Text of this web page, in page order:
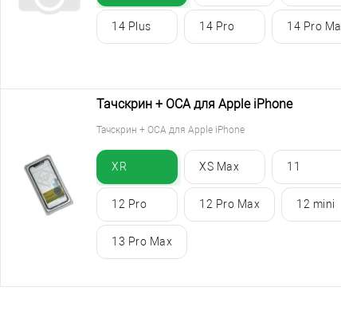
14 Plus 14 Pro 14 Pro
Тачскрин + ОСА для Apple iPhone
Тачскрин + ОСА для Apple iPhone
XR XS Max 11
12 Pro 12 Pro Max 12 mini
13 Pro Max